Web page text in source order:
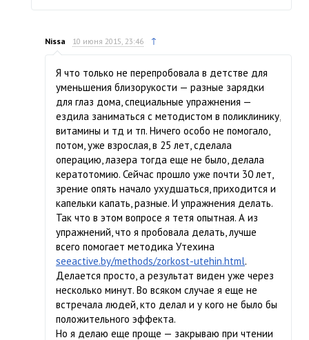
Nissa 10 июня 2015, 23:46 ↑
Я что только не перепробовала в детстве для
уменьшения близорукости — разные зарядки
для глаз дома, специальные упражнения —
ездила заниматься с методистом в поликлинику,
витамины и тд и тп. Ничего особо не помогало,
потом, уже взрослая, в 25 лет, сделала
операцию, лазера тогда еще не было, делала
кератотомию. Сейчас прошло уже почти 30 лет,
зрение опять начало ухудшаться, приходится и
капельки капать, разные. И упражнения делать.
Так что в этом вопросе я тетя опытная. А из
упражнений, что я пробовала делать, лучше
всего помогает методика Утехина
seeactive.by/methods/zorkost-utehin.html.
Делается просто, а результат виден уже через
несколько минут. Во всяком случае я еще не
встречала людей, кто делал и у кого не было бы
положительного эффекта.
Но я делаю еще проще — закрываю при чтении